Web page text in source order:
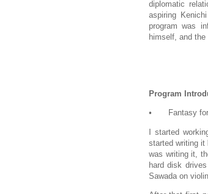
diplomatic
aspiring
program was
himself, and the
Program
• Fantasy
I started
started writing it
was writing it,
hard disk
Sawada on